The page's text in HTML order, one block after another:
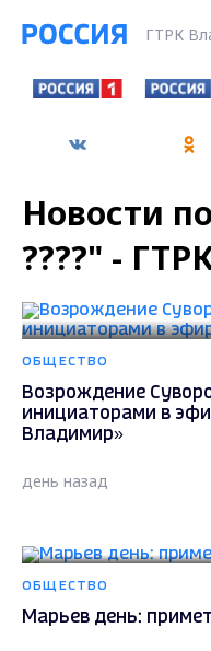
ГТРК
Новости по
????" -
ОБЩЕСТВО
Возрождение
инициаторами в
Владимир»
день назад
ОБЩЕСТВО
Марьев день: